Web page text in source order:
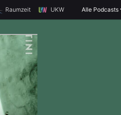
Raumzeit UKW Alle Podcasts